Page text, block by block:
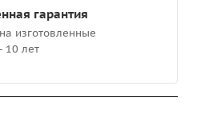
гарантия
изготовленные
10 лет